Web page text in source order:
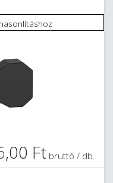
Ft bruttó / db.